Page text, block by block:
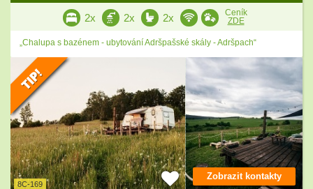
2x 2x 2x
Ceník
ZDE
„Chalupa s bazénem - ubytování Adršpašské skály - Adršpach“
8C-169
Zobrazit kontakty